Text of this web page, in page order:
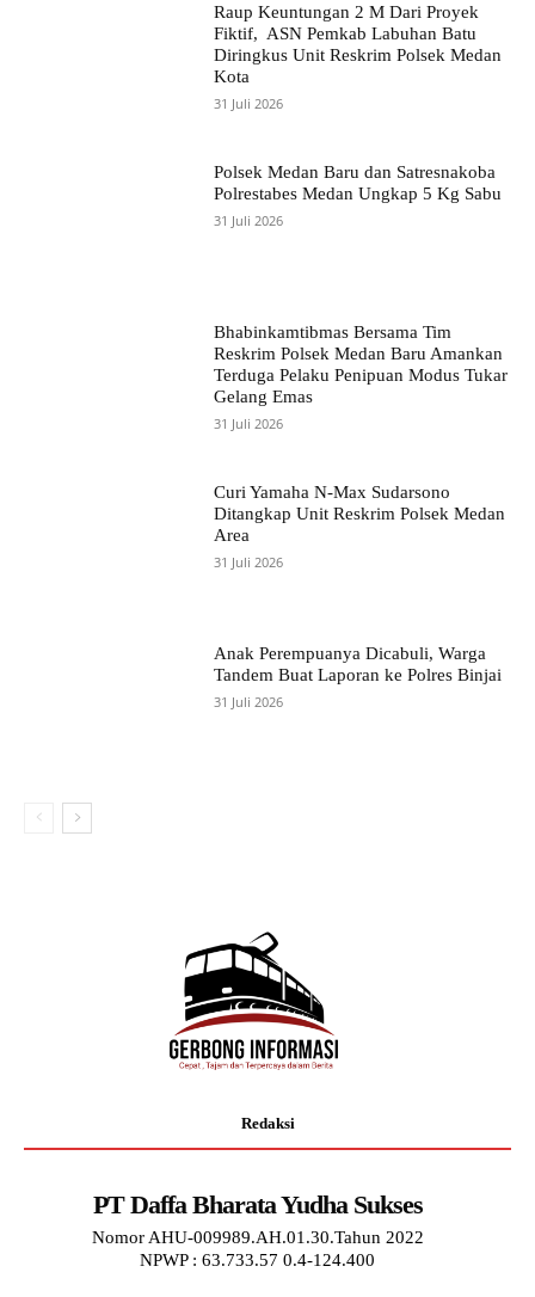
Raup Keuntungan 2 M Dari Proyek
Fiktif, ASN Pemkab Labuhan Batu
Diringkus Unit Reskrim Polsek Medan
Kota
31 Juli 2026
Polsek Medan Baru dan Satresnakoba
Polrestabes Medan Ungkap 5 Kg Sabu
31 Juli 2026
Bhabinkamtibmas Bersama Tim
Reskrim Polsek Medan Baru Amankan
Terduga Pelaku Penipuan Modus Tukar
Gelang Emas
31 Juli 2026
Curi Yamaha N-Max Sudarsono
Ditangkap Unit Reskrim Polsek Medan
Area
31 Juli 2026
Anak Perempuanya Dicabuli, Warga
Tandem Buat Laporan ke Polres Binjai
31 Juli 2026
Redaksi
PT Daffa Bharata Yudha Sukses
Nomor AHU-009989.AH.01.30.Tahun 2022
NPWP : 63.733.57 0.4-124.400